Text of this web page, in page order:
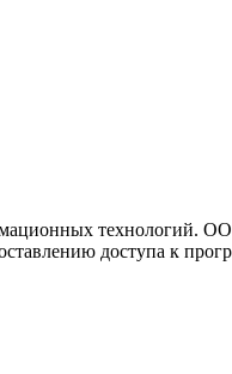
технологий.
доступа к